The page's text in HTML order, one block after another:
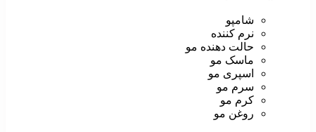
شامپو
نرم کننده
حالت دهنده مو
ماسک مو
اسپری مو
سرم مو
کرم مو
روغن مو